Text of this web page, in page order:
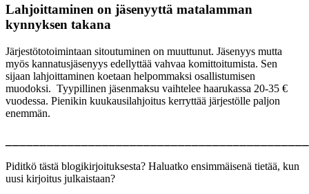
Lahjoittaminen on jäsenyyttä matalamman
kynnyksen takana
Järjestötotoimintaan sitoutuminen on muuttunut. Jäsenyys mutta
myös kannatusjäsenyys edellyttää vahvaa komittoitumista. Sen
sijaan lahjoittaminen koetaan helpommaksi osallistumisen
muodoksi. Tyypillinen jäsenmaksu vaihtelee haarukassa 20-35 €
vuodessa. Pienikin kuukausilahjoitus kerryttää järjestölle paljon
enemmän.
Piditkö tästä blogikirjoituksesta? Haluatko ensimmäisenä tietää, kun
uusi kirjoitus julkaistaan?